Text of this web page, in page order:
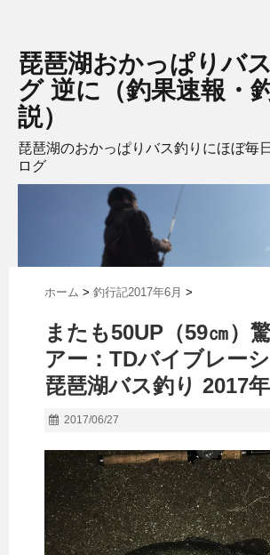
琵琶湖おかっぱりバ
グ 逆に（釣果速報・
説）
琵琶湖のおかっぱりバス釣りにほぼ毎
ログ
ホーム > 釣行記2017年6月 >
またも50UP（59㎝）
アー：TDバイブレー
琵琶湖バス釣り 2017
2017/06/27